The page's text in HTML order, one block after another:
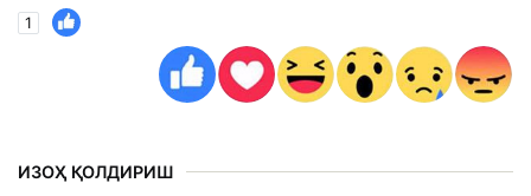
1
ИЗОҲ ҚОЛДИРИШ